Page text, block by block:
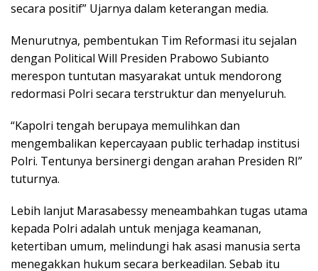
secara positif” Ujarnya dalam keterangan media.
Menurutnya, pembentukan Tim Reformasi itu sejalan
dengan Political Will Presiden Prabowo Subianto
merespon tuntutan masyarakat untuk mendorong
redormasi Polri secara terstruktur dan menyeluruh.
“Kapolri tengah berupaya memulihkan dan
mengembalikan kepercayaan public terhadap institusi
Polri. Tentunya bersinergi dengan arahan Presiden RI”
tuturnya.
Lebih lanjut Marasabessy meneambahkan tugas utama
kepada Polri adalah untuk menjaga keamanan,
ketertiban umum, melindungi hak asasi manusia serta
menegakkan hukum secara berkeadilan. Sebab itu